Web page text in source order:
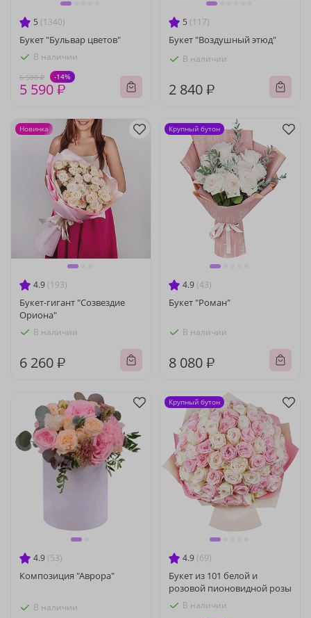
5 (1340)
Букет "Бульвар цветов"
В наличии
6 500 ₽ -14%
5 590 ₽
5 (117)
Букет "Воздушный этюд"
В наличии
2 840 ₽
4.9 (193)
Букет-гигант "Созвездие
Ориона"
В наличии
6 260 ₽
Новинка
4.9 (43)
Букет "Роман"
В наличии
8 080 ₽
Крупный бутон
4.9 (53)
Композиция "Аврора"
В наличии
4.9 (69)
Букет из 101 белой и
розовой пионовидной розы
В наличии
Крупный бутон